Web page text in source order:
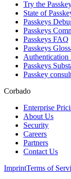
Try the
State of
Passkeys
Passkeys
Passkeys FAQ
Passkeys
Authentication
Passkeys
Passkey
Corbado
Enterprise
About Us
Security
Careers
Partners
Contact Us
ImprintTerms of